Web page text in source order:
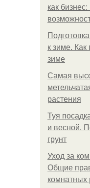
как
к зиме. Как
зиме
Самая
растения
Туя
и весной.
грунт
Уход за
Общие
комнатных